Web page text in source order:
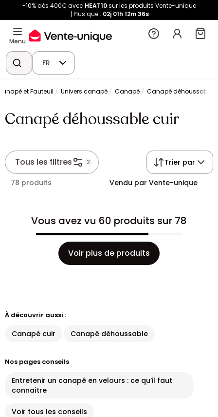
-10% dès 400€ avec HEAT10sur les produits Vente-unique
Plus que : 02j 01h 12m35s
Menu
FR
et Fauteuil Univers canapé Canapé Canapé déhoussable
Canapé déhoussable cuir
Tous les filtres 2 Trier par
78 produits Vendu par Vente-unique
Vous avez vu 60 produits sur 78
Voir plus de produits
À découvrir aussi :
Canapé cuir Canapé déhoussable
Nos pages conseils
Entretenir un canapé en velours : ce qu’il faut
connaître
Voir tous les conseils